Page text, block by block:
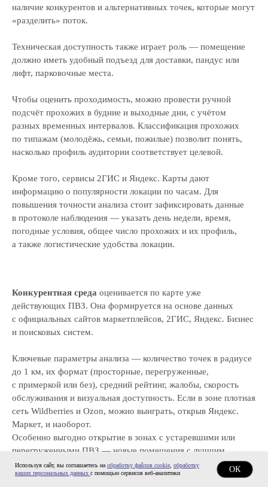
наличие конкурентов и альтернативных точек, которые могут
«разделить» поток.
Техническая доступность также играет роль — помещение
должно иметь удобный подъезд для доставки, пандус или
лифт, парковочные места.
Чтобы оценить проходимость, можно провести ручной
подсчёт прохожих в будние и выходные дни, с учётом
разных временных интервалов. Классификация прохожих
по типажам (молодёжь, семьи, пожилые) позволит понять,
насколько профиль аудитории соответствует целевой.
Кроме того, сервисы 2ГИС и Яндекс. Карты дают
информацию о популярности локации по часам. Для
повышения точности анализа стоит зафиксировать данные
в протоколе наблюдения — указать день недели, время,
погодные условия, общее число прохожих и их профиль,
а также логистические удобства локации.
Конкурентная среда оценивается по карте уже
действующих ПВЗ. Она формируется на основе данных
с официальных сайтов маркетплейсов, 2ГИС, Яндекс. Бизнес
и поисковых систем.
Ключевые параметры анализа — количество точек в радиусе
до 1 км, их формат (просторные, перегруженные,
с примеркой или без), средний рейтинг, жалобы, скорость
обслуживания и визуальная доступность. Если в зоне плотная
сеть Wildberries и Ozon, можно выиграть, открыв Яндекс.
Маркет, и наоборот.
Особенно выгодно открытие в зонах с устаревшими или
перегруженными ПВЗ — новые помещения с лучшим
сервисом быстро привлекают долю клиентов.
Используя сайт, вы соглашаетесь наобработку файлов cookie, обработку
ваших персональных данных с помощью сервисов веб-аналитики ОК